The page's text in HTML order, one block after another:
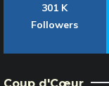
301 K
Followers
Coup d'Cœur